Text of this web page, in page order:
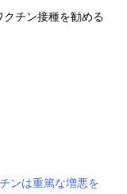
チン接種を勧める
は重篤な増悪を